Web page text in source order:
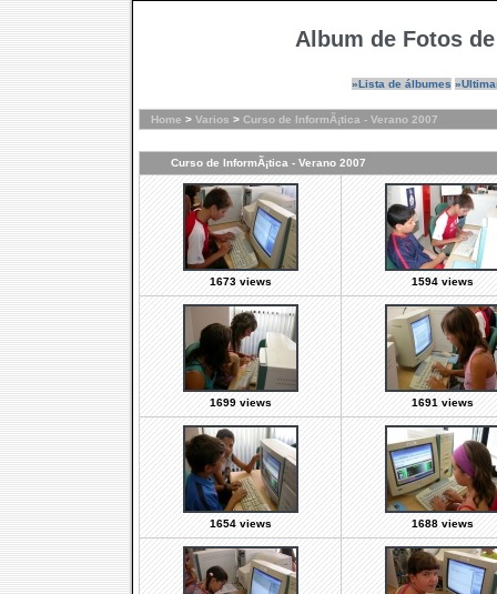
Album de Fotos
»Lista de álbumes
Home > Varios > Curso de InformÃ¡tica - Verano 2007
Curso de InformÃ¡tica - Verano 2007
1673 views 1594 views
1699 views 1691 views
1654 views 1688 views